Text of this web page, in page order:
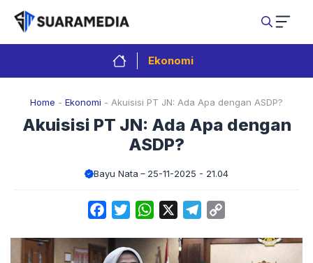
Langsung
isi
Ekonomi
Home - Ekonomi - Akuisisi PT JN: Ada Apa dengan ASDP?
Akuisisi PT JN: Ada Apa dengan
ASDP?
Bayu Nata 25-11-2025 - 21.04
FacebookTwitterWhatsApp Telegram